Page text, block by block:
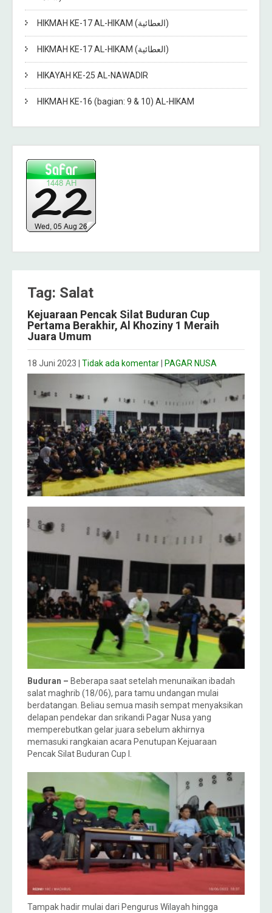
HIKMAH KE-17 AL-HIKAM (العطائية)
HIKMAH KE-17 AL-HIKAM (العطائية)
HIKAYAH KE-25 AL-NAWADIR
HIKMAH KE-16 (bagian: 9 & 10) AL-HIKAM
Tag: Salat
Kejuaraan Pencak Silat Buduran Cup
Pertama Berakhir, Al Khoziny 1 Meraih
Juara Umum
18 Juni 2023 Tidak ada komentar PAGAR NUSA
Buduran – Beberapa saat setelah menunaikan ibadah
salat maghrib (18/06), para tamu undangan mulai
berdatangan. Beliau semua masih sempat menyaksikan
delapan pendekar dan srikandi Pagar Nusa yang
memperebutkan gelar juara sebelum akhirnya
memasuki rangkaian acara Penutupan Kejuaraan
Pencak Silat Buduran Cup I.
Tampak hadir mulai dari Pengurus Wilayah hingga